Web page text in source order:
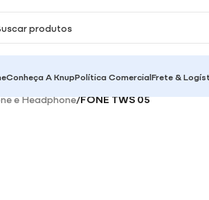
Conheça A KnupPolítica ComercialFrete &
e Headphone/FONE TWS 05